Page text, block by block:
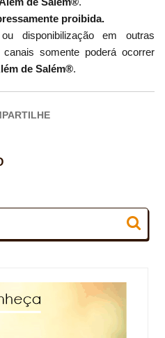
proibida.
disponibilização em outras
somente poderá ocorrer
de Salém®.